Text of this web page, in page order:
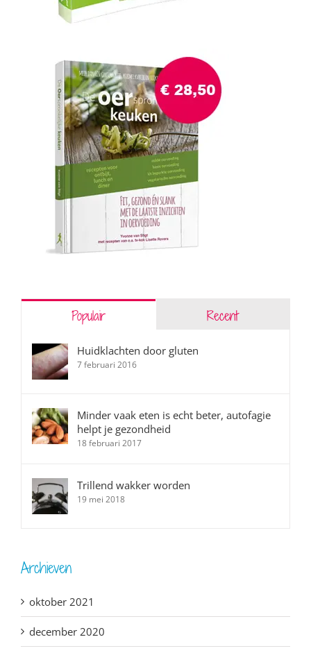
Populair Recent
Huidklachten door gluten
7 februari 2016
Minder vaak eten is echt beter, autofagie
helpt je gezondheid
18 februari 2017
Trillend wakker worden
19 mei 2018
Archieven
oktober 2021
december 2020